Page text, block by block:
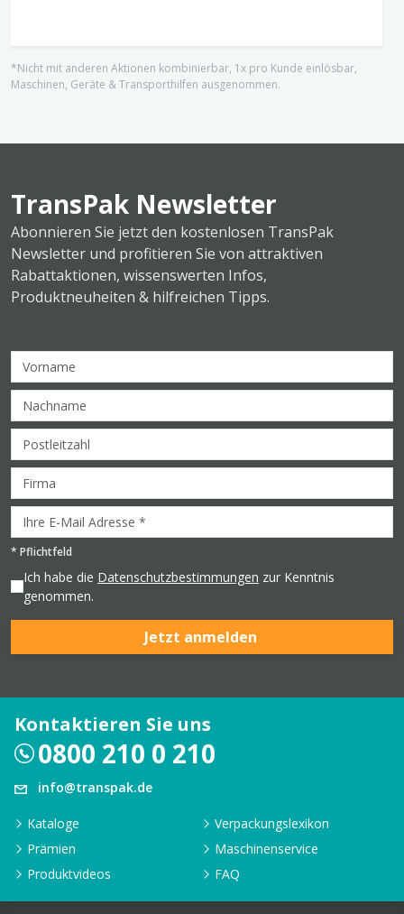
*Nicht mit anderen Aktionen kombinierbar, 1x pro Kunde einlösbar,
Maschinen, Geräte & Transporthilfen ausgenommen.
TransPak Newsletter
Abonnieren Sie jetzt den kostenlosen TransPak
Newsletter und profitieren Sie von attraktiven
Rabattaktionen, wissenswerten Infos,
Produktneuheiten & hilfreichen Tipps.
* Pflichtfeld
Ich habe die Datenschutzbestimmungen zur Kenntnis
genommen.
Jetzt anmelden
Kontaktieren Sie uns
0800 210 0 210
info@transpak.de
Kataloge
Verpackungslexikon
Prämien
Maschinenservice
Produktvideos
FAQ